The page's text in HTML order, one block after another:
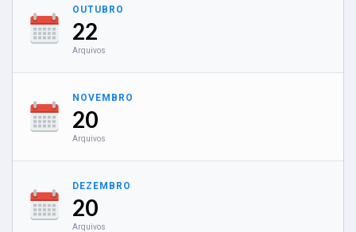
OUTUBRO
22
Arquivos
NOVEMBRO
20
Arquivos
DEZEMBRO
20
Arquivos